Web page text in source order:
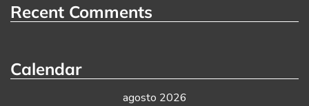
Recent Comments
Calendar
agosto 2026